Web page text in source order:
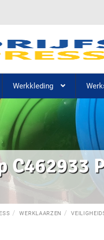
Werkkleding
C462933
WERKLAARZEN